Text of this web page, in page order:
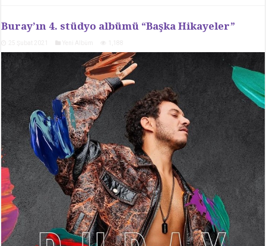
Buray’ın 4. stüdyo albümü “Başka Hikayeler”